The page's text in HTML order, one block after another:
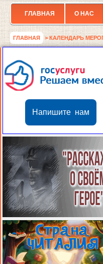
ГЛАВНАЯ О НАС
ГЛАВНАЯ > КАЛЕНДАРЬ
Напишите нам